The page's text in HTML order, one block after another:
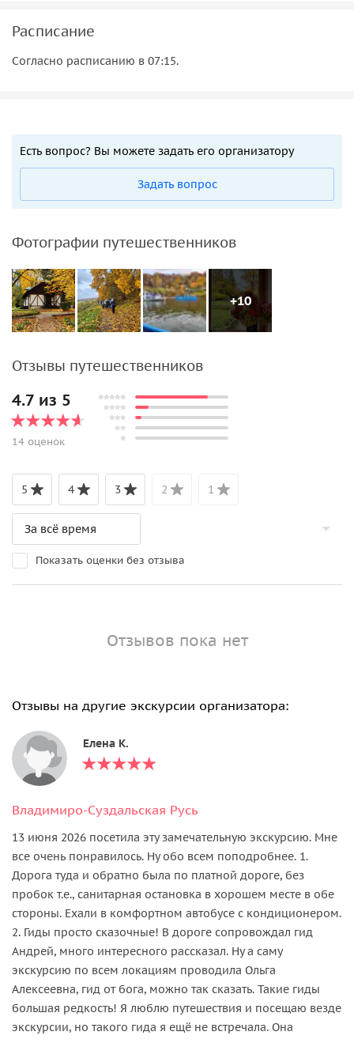
Расписание
Согласно расписанию в 07:15.
Есть вопрос? Вы можете задать его организатору
Задать вопрос
Фотографии путешественников
+10
Отзывы путешественников
4.7 из 5
14 оценок
5 4 3 2 1
Показать оценки без отзыва
Отзывов пока нет
Отзывы на другие экскурсии организатора:
Елена К.
Владимиро-Суздальская Русь
13 июня 2026 посетила эту замечательную экскурсию. Мне
все очень понравилось. Ну обо всем поподробнее. 1.
Дорога туда и обратно была по платной дороге, без
пробок т.е., санитарная остановка в хорошем месте в обе
стороны. Ехали в комфортном автобусе с кондиционером.
2. Гиды просто сказочные! В дороге сопровождал гид
Андрей, много интересного рассказал. Ну а саму
экскурсию по всем локациям проводила Ольга
Алексеевна, гид от бога, можно так сказать. Такие гиды
большая редкость! Я люблю путешествия и посещаю везде
экскурсии, но такого гида я ещё не встречала. Она